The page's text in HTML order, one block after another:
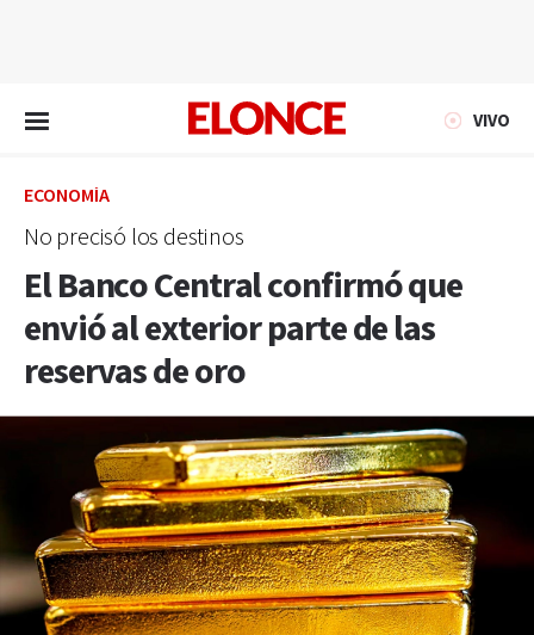
VIVO
ECONOMÍA
No precisó los destinos
El Banco Central confirmó que
envió al exterior parte de las
reservas de oro